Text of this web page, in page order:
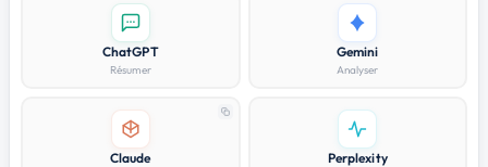
ChatGPT
Résumer
Gemini
Analyser
Claude Perplexity